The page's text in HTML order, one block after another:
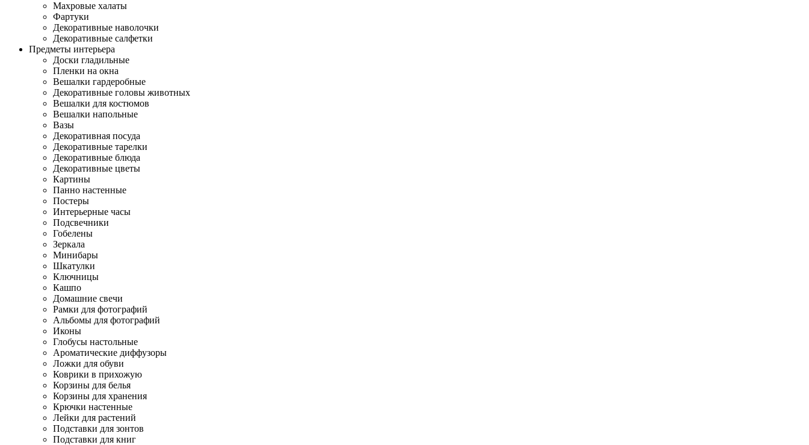
Махровые халаты
Фартуки
Декоративные наволочки
Декоративные салфетки
Предметы интерьера
Доски гладильные
Пленки на окна
Вешалки гардеробные
Декоративные головы животных
Вешалки для костюмов
Вешалки напольные
Вазы
Декоративная посуда
Декоративные тарелки
Декоративные блюда
Декоративные цветы
Картины
Панно настенные
Постеры
Интерьерные часы
Подсвечники
Гобелены
Зеркала
Минибары
Шкатулки
Ключницы
Кашпо
Домашние свечи
Рамки для фотографий
Альбомы для фотографий
Иконы
Глобусы настольные
Ароматические диффузоры
Ложки для обуви
Коврики в прихожую
Корзины для белья
Корзины для хранения
Крючки настенные
Лейки для растений
Подставки для зонтов
Подставки для книг